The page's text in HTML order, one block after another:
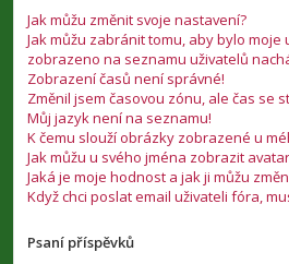
Jak můžu změnit svoje nastavení?
Jak můžu zabránit tomu, aby bylo moje
zobrazeno na seznamu uživatelů
Zobrazení časů není správné!
Změnil jsem časovou zónu, ale čas se
Můj jazyk není na seznamu!
K čemu slouží obrázky zobrazené u
Jak můžu u svého jména zobrazit
Jaká je moje hodnost a jak ji můžu
Když chci poslat email uživateli fóra,
Psaní příspěvků